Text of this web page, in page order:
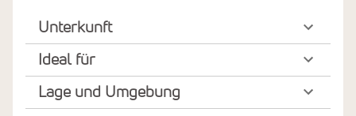
Unterkunft
Ideal für
Lage und Umgebung